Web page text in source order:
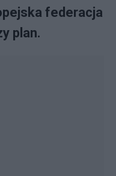
federacja
plan.